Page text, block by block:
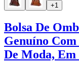
+1
Bolsa De
Genuíno
De Moda,